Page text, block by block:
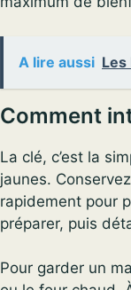
A lire aussi
Comment
La clé, c’est la
jaunes.
rapidement pour
préparer, puis
Pour garder un